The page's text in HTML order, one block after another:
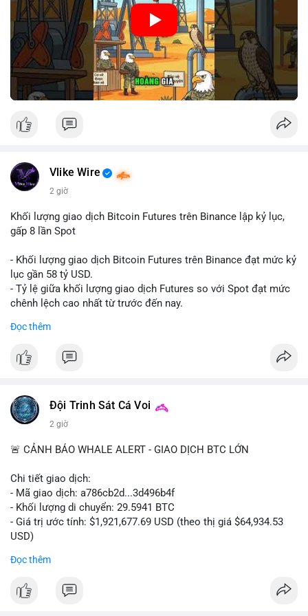
🎥 Xem video trực tiếp tại:
Nguồn: Cú Thông Thái
Vlike Wire
2 giờ
Khối lượng giao dịch Bitcoin Futures trên Binance lập kỷ lục,
gấp 8 lần Spot
- Khối lượng giao dịch Bitcoin Futures trên Binance đạt mức kỷ
lục gần 58 tỷ USD.
- Tỷ lệ giữa khối lượng giao dịch Futures so với Spot đạt mức
chênh lệch cao nhất từ trước đến nay.
dịch Spot.
#binance #btc
#vlikevn #titanbot
📰 Nguồn: Cointelegraph
Đọc thêm
Đội Trinh Sát Cá Voi
2 giờ
🚨 CẢNH BÁO WHALE ALERT - GIAO DỊCH BTC LỚN
Chi tiết giao dịch:
- Mã giao dịch: a786cb2d...3d496b4f
- Khối lượng di chuyển: 29.5941 BTC
- Giá trị ước tính: $1,921,677.69 USD (theo thị giá $64,934.53
USD)
USD được thực hiện trong một khối chưa xác nhận cho thấy
Đọc thêm